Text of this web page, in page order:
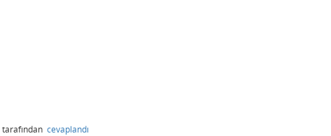
tarafından cevaplandı